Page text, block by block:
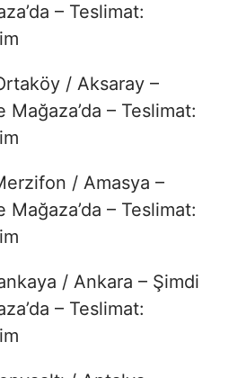
– Teslimat:
/ Aksaray –
Mağaza’da – Teslimat:
/ Amasya –
Mağaza’da – Teslimat:
/ Ankara – Şimdi
– Teslimat: